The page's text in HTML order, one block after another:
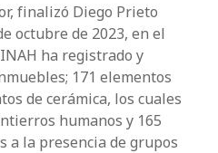
finalizó Diego Prieto
octubre de 2023, en el
ha registrado y
171 elementos
de cerámica, los cuales
humanos y 165
a la presencia de grupos